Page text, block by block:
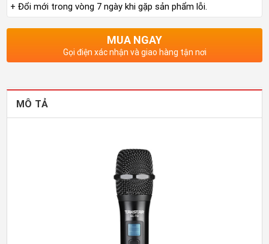
+ Đổi mới trong vòng 7 ngày khi gặp sản phẩm lỗi.
MUA NGAY
Gọi điện xác nhận và giao hàng tận nơi
MÔ TẢ